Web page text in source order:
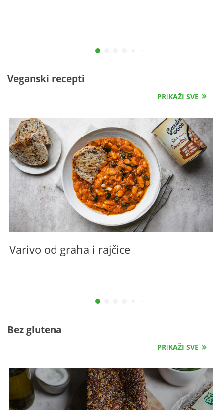
Veganski recepti
PRIKAŽI SVE
Varivo od graha i rajčice
Bez glutena
PRIKAŽI SVE